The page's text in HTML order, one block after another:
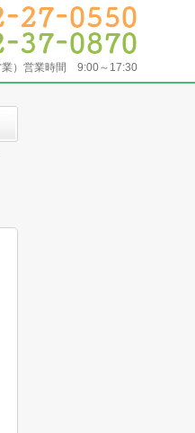
業）営業時間 9:00～17:30